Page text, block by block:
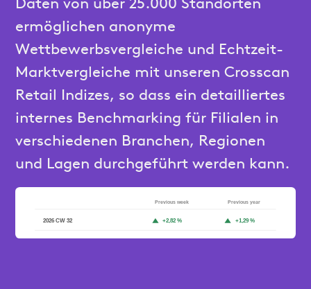
Daten von über 25.000 Standorten
ermöglichen anonyme
Wettbewerbsvergleiche und Echtzeit-
Marktvergleiche mit unseren Crosscan
Retail Indizes, so dass ein detailliertes
internes Benchmarking für Filialen in
verschiedenen Branchen, Regionen
und Lagen durchgeführt werden kann.